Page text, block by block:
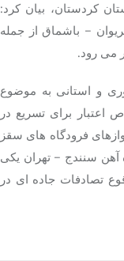
کردستان، بیان کرد:
– باشماق از جمله
می رود.
و استانی به موضوع
برای تسریع در
فرودگاه های سقز
ظرفیت راه آهن سنندج – تهران یکی
تصادفات جاده ای در